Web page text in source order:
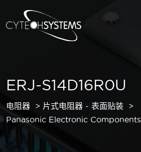
ERJ-S14D16R0U
电阻器
片式电阻器 - 表面贴装
Panasonic Electronic Components